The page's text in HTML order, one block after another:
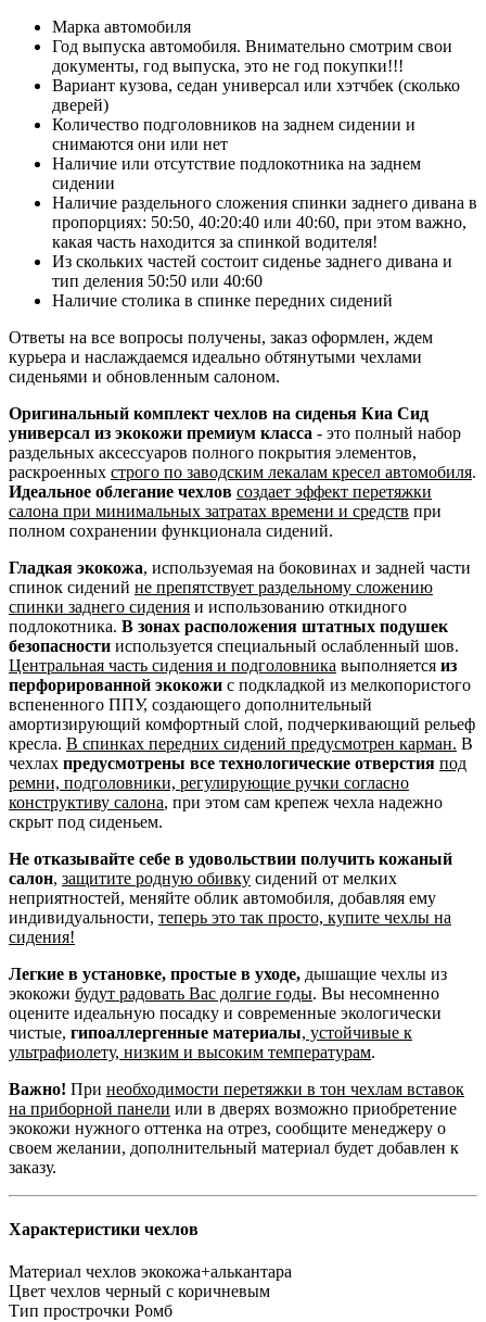
Марка автомобиля
Год выпуска автомобиля. Внимательно смотрим свои
документы, год выпуска, это не год покупки!!!
Вариант кузова, седан универсал или хэтчбек (сколько
дверей)
Количество подголовников на заднем сидении и
снимаются они или нет
Наличие или отсутствие подлокотника на заднем
сидении
Наличие раздельного сложения спинки заднего дивана в
пропорциях: 50:50, 40:20:40 или 40:60, при этом важно,
какая часть находится за спинкой водителя!
Из скольких частей состоит сиденье заднего дивана и
тип деления 50:50 или 40:60
Наличие столика в спинке передних сидений
Ответы на все вопросы получены, заказ оформлен, ждем
курьера и наслаждаемся идеально обтянутыми чехлами
сиденьями и обновленным салоном.
Оригинальный комплект чехлов на сиденья Киа Сид
универсал из экокожи премиум класса - это полный набор
раздельных аксессуаров полного покрытия элементов,
раскроенных строго по заводским лекалам кресел автомобиля.
Идеальное облегание чехлов создает эффект перетяжки
салона при минимальных затратах времени и средств при
полном сохранении функционала сидений.
Гладкая экокожа, используемая на боковинах и задней части
спинок сидений не препятствует раздельному сложению
спинки заднего сидения и использованию откидного
подлокотника. В зонах расположения штатных подушек
безопасности используется специальный ослабленный шов.
Центральная часть сидения и подголовника выполняется из
перфорированной экокожи с подкладкой из мелкопористого
вспененного ППУ, создающего дополнительный
амортизирующий комфортный слой, подчеркивающий рельеф
кресла. В спинках передних сидений предусмотрен карман. В
чехлах предусмотрены все технологические отверстия под
ремни, подголовники, регулирующие ручки согласно
конструктиву салона, при этом сам крепеж чехла надежно
скрыт под сиденьем.
Не отказывайте себе в удовольствии получить кожаный
салон, защитите родную обивку сидений от мелких
неприятностей, меняйте облик автомобиля, добавляя ему
индивидуальности, теперь это так просто, купите чехлы на
сидения!
Легкие в установке, простые в уходе, дышащие чехлы из
экокожи будут радовать Вас долгие годы. Вы несомненно
оцените идеальную посадку и современные экологически
чистые, гипоаллергенные материалы, устойчивые к
ультрафиолету, низким и высоким температурам.
Важно! При необходимости перетяжки в тон чехлам вставок
на приборной панели или в дверях возможно приобретение
экокожи нужного оттенка на отрез, сообщите менеджеру о
своем желании, дополнительный материал будет добавлен к
заказу.
Характеристики чехлов
Материал чехлов экокожа+алькантара
Цвет чехлов черный с коричневым
Тип прострочки Ромб